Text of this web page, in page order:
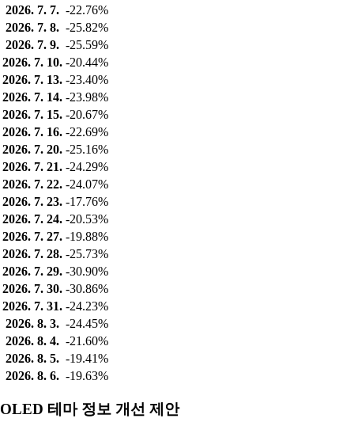
2026. 7. 7. -22.76%
2026. 7. 8. -25.82%
2026. 7. 9. -25.59%
2026. 7. 10. -20.44%
2026. 7. 13. -23.40%
2026. 7. 14. -23.98%
2026. 7. 15. -20.67%
2026. 7. 16. -22.69%
2026. 7. 20. -25.16%
2026. 7. 21. -24.29%
2026. 7. 22. -24.07%
2026. 7. 23. -17.76%
2026. 7. 24. -20.53%
2026. 7. 27. -19.88%
2026. 7. 28. -25.73%
2026. 7. 29. -30.90%
2026. 7. 30. -30.86%
2026. 7. 31. -24.23%
2026. 8. 3. -24.45%
2026. 8. 4. -21.60%
2026. 8. 5. -19.41%
2026. 8. 6. -19.63%
OLED 테마 정보 개선 제안